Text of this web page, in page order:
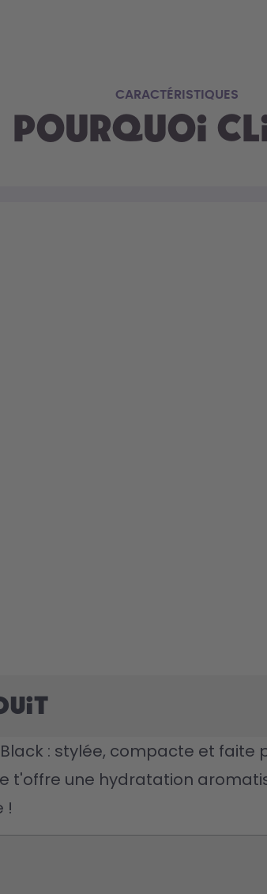
CARACTÉRISTIQUES
Pourquoi
: stylée, compacte et
t'offre une hydratation
!